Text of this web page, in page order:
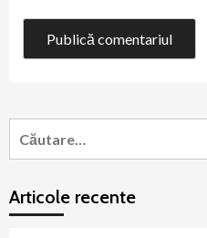
după:
Articole recente